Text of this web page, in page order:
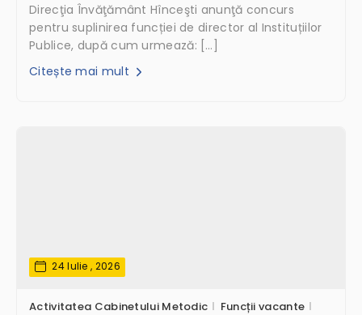
Direcţia Învăţământ Hînceşti anunţă concurs
pentru suplinirea funcției de director al Instituțiilor
Publice, după cum urmează: […]
Citește mai mult
24 Iulie , 2026
Activitatea Cabinetului Metodic
Funcții vacante